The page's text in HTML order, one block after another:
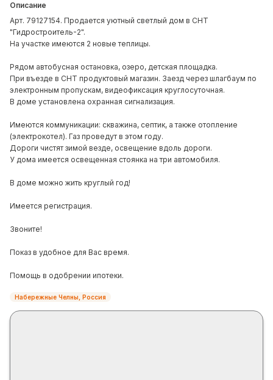
Описание
Арт. 79127154. Продается уютный светлый дом в СНТ
"Гидростроитель-2".
На участке имеются 2 новые теплицы.
Рядом автобусная остановка, озеро, детская площадка.
При въезде в СНТ продуктовый магазин. Заезд через шлагбаум по
электронным пропускам, видеофиксация круглосуточная.
В доме установлена охранная сигнализация.
Имеются коммуникации: скважина, септик, а также отопление
(электрокотел). Газ проведут в этом году.
Дороги чистят зимой везде, освещение вдоль дороги.
У дома имеется освещенная стоянка на три автомобиля.
В доме можно жить круглый год!
Имеется регистрация.
Звоните!
Показ в удобное для Вас время.
Помощь в одобрении ипотеки.
Набережные Челны, Россия